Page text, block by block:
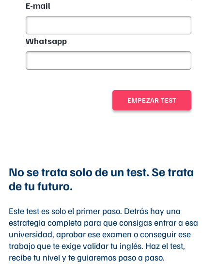
No se trata solo de un test. Se trata
de tu futuro.
Este test es solo el primer paso. Detrás hay una
estrategia completa para que consigas entrar a esa
universidad, aprobar ese examen o conseguir ese
trabajo que te exige validar tu inglés. Haz el test,
recibe tu nivel y te guiaremos paso a paso.